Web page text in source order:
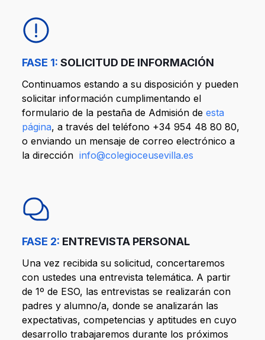
FASE 1: SOLICITUD DE INFORMACIÓN
Continuamos estando a su disposición y pueden
solicitar información cumplimentando el
formulario de la pestaña de Admisión de esta
página, a través del teléfono +34 954 48 80 80,
o enviando un mensaje de correo electrónico a
la dirección info@colegioceusevilla.es
FASE 2: ENTREVISTA PERSONAL
Una vez recibida su solicitud, concertaremos
con ustedes una entrevista telemática. A partir
de 1º de ESO, las entrevistas se realizarán con
padres y alumno/a, donde se analizarán las
expectativas, competencias y aptitudes en cuyo
desarrollo trabajaremos durante los próximos